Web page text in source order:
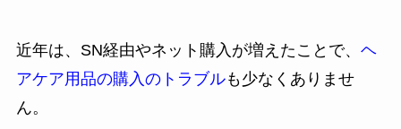
近年は、SN経由やネット購入が増えたことで、 ヘ
アケア用品の購入のトラブルも少なくありませ
ん。